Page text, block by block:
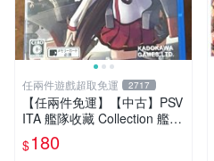
任兩件遊戲超取免運 2717
【任兩件免運】【中古】PSV
ITA 艦隊收藏 Collection 艦隊
收藏 改 純日版
$180